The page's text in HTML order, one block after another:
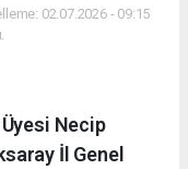
02.07.2026 - 09:15
Necip
İl Genel